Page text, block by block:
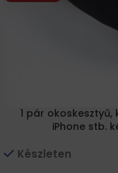
1 pár
iPhone stb.
Készleten